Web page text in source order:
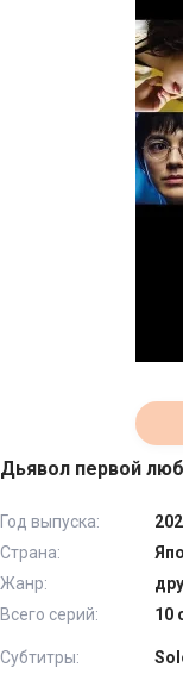
Дьявол первой
Год выпуска:
Страна:
Жанр:
Всего серий:
10
Субтитры: